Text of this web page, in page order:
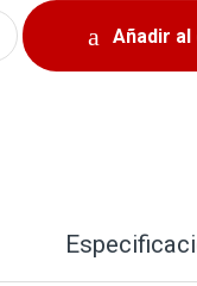
Diferenciales
Añadir